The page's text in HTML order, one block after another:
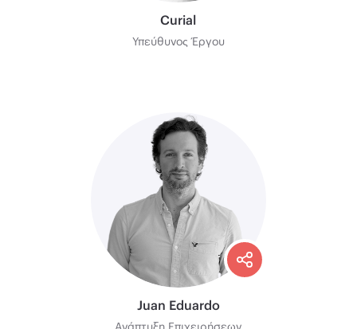
Curial
Υπεύθυνος Έργου
Juan Eduardo
Ανάπτυξη Επιχειρήσεων